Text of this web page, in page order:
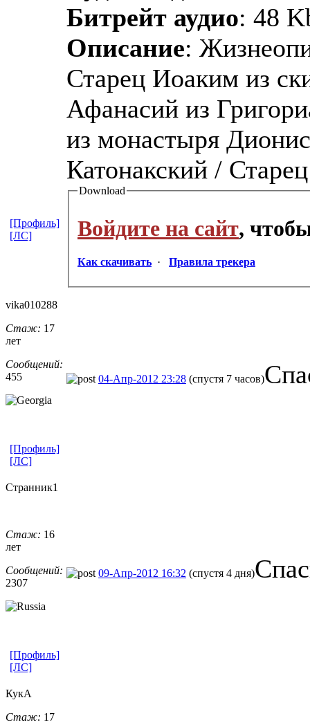
Битрейт аудио: 48
Описание:
Старец Иоаким из
Афанасий из
из монастыря
Катонакский /
Download
Войдите на сайт,
Как скачивать · Правила трекера
[Профиль]
[ЛС]
vika010288
Стаж: 17
лет
Сообщений:
455
04-Апр-2012 23:28 (спустя 7 часов)
[Профиль]
[ЛС]
Странник1
Стаж: 16
лет
Сообщений:
2307
09-Апр-2012 16:32 (спустя 4 дня)
[Профиль]
[ЛС]
КукА
Стаж: 17